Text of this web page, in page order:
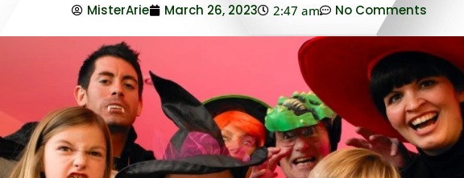
MisterArie March 26, 2023 2:47 am No Comments